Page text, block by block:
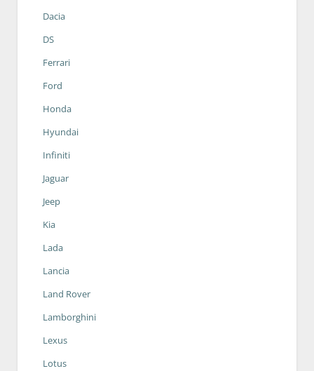
Dacia
DS
Ferrari
Ford
Honda
Hyundai
Infiniti
Jaguar
Jeep
Kia
Lada
Lancia
Land Rover
Lamborghini
Lexus
Lotus